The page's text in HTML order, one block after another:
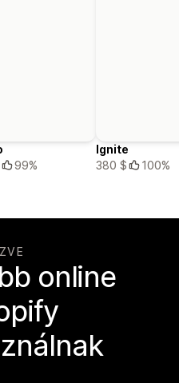
99%
Ignite
380 $
100%
online